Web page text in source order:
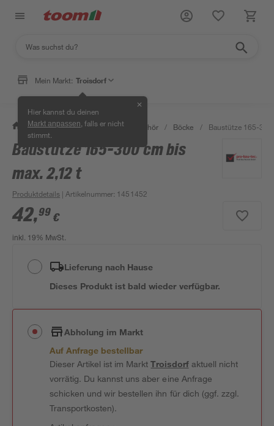
Mein Markt: Troisdorf
Hier kannst du deinen
Markt anpassen , falls er nicht
stimmt.
✕
/ Bauen & Renovieren / Bauzubehör / Böcke / Baustütze 165-
Baustütze 165-300 cm bis
max. 2,12 t
Produktdetails | Artikelnummer: 1451452
42,99 €
inkl. 19% MwSt.
Lieferung nach Hause
Dieses Produkt ist bald wieder verfügbar.
Abholung im Markt
Auf Anfrage bestellbar
Dieser Artikel ist im MarktTroisdorfaktuell nicht
vorrätig. Du kannst uns aber eine Anfrage
schicken und wir bestellen ihn für dich (ggf. zzgl.
Transportkosten).